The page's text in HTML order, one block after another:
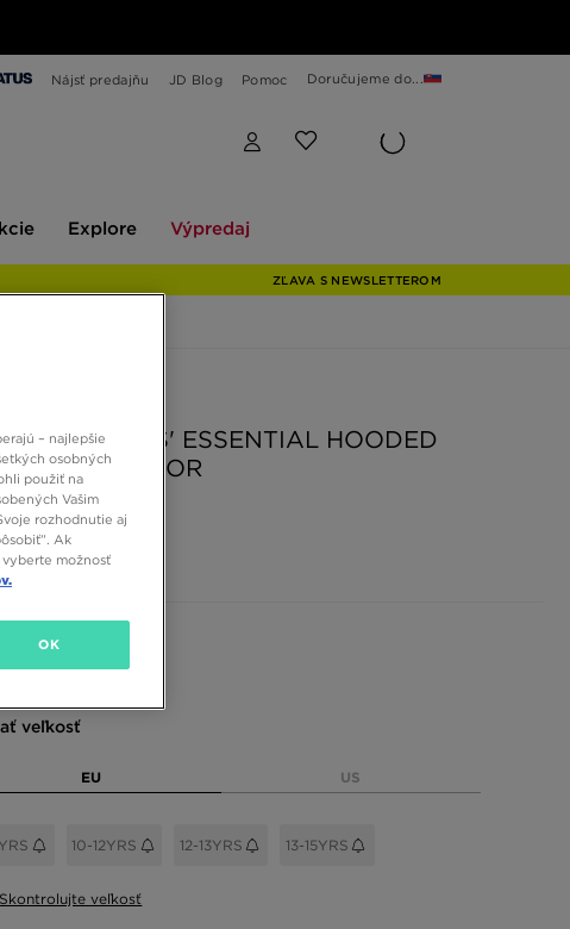
Nájsť predajňu JD Blog Pomoc Doručujeme do...
Explore Výpredaj
ZĽAVA S NEWSLETTEROM
GIRLS' ESSENTIAL HOODED
JUNIOR
€
farby
veľkosť
EU US
10-12YRS 12-13YRS 13-15YRS
Skontrolujte veľkosť
– najlepšie
osobných
použiť na
Vašim
rozhodnutie aj
Ak
vyberte možnosť
OK